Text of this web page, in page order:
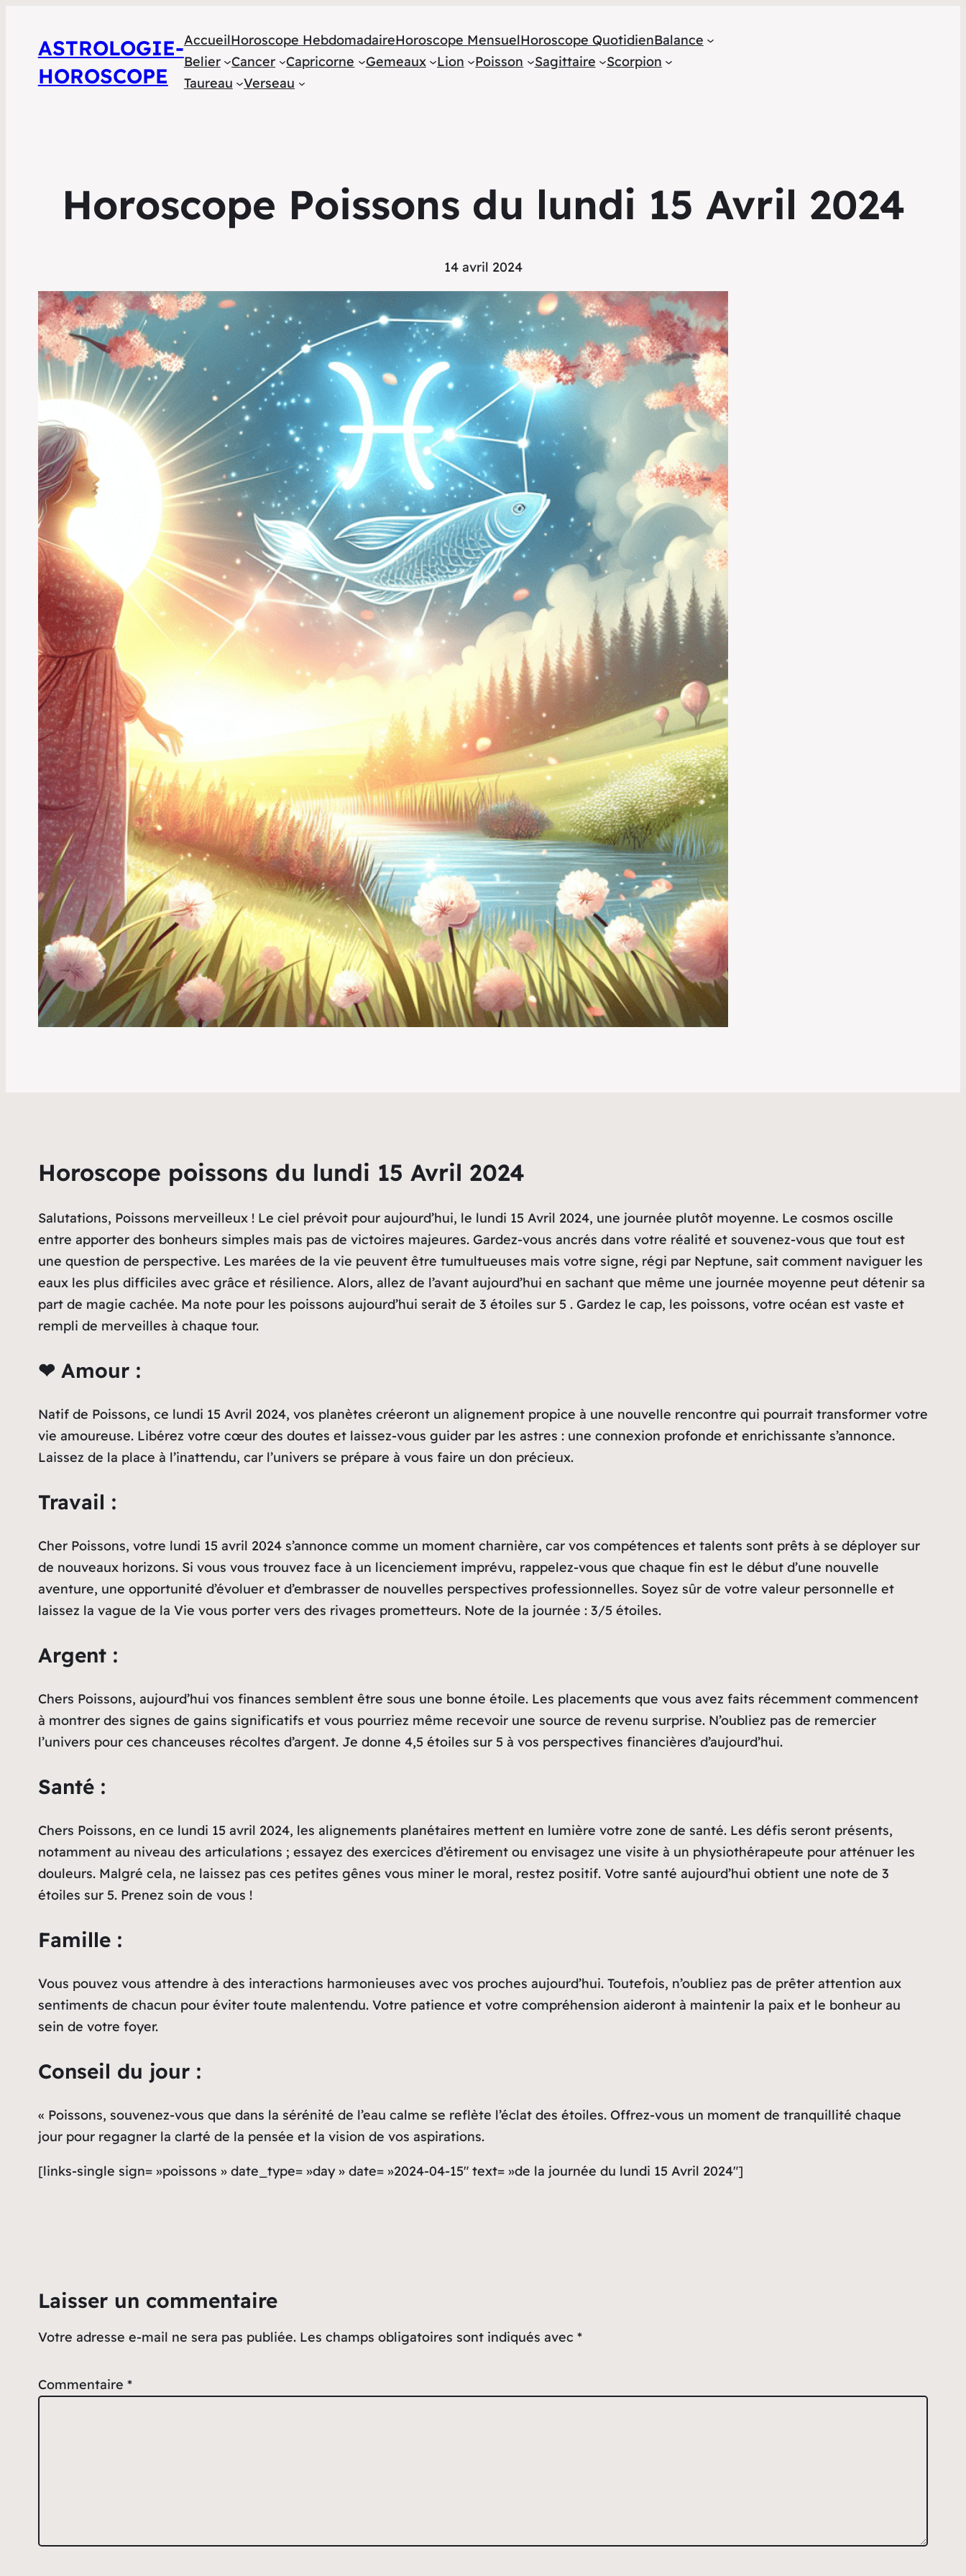
ASTROLOGIE-
HOROSCOPE
AccueilHoroscope HebdomadaireHoroscope MensuelHoroscope QuotidienBalance
Belier
Cancer Capricorne Gemeaux Lion Poisson Sagittaire
Scorpion
Taureau
Verseau
Horoscope Poissons du lundi 15 Avril 2024
14 avril 2024
Horoscope poissons du lundi 15 Avril 2024
Salutations, Poissons merveilleux ! Le ciel prévoit pour aujourd’hui, le lundi 15 Avril 2024, une journée plutôt moyenne. Le cosmos oscille
entre apporter des bonheurs simples mais pas de victoires majeures. Gardez-vous ancrés dans votre réalité et souvenez-vous que tout est
une question de perspective. Les marées de la vie peuvent être tumultueuses mais votre signe, régi par Neptune, sait comment naviguer les
eaux les plus difficiles avec grâce et résilience. Alors, allez de l’avant aujourd’hui en sachant que même une journée moyenne peut détenir sa
part de magie cachée. Ma note pour les poissons aujourd’hui serait de 3 étoiles sur 5 . Gardez le cap, les poissons, votre océan est vaste et
rempli de merveilles à chaque tour.
❤ Amour :
Natif de Poissons, ce lundi 15 Avril 2024, vos planètes créeront un alignement propice à une nouvelle rencontre qui pourrait transformer votre
vie amoureuse. Libérez votre cœur des doutes et laissez-vous guider par les astres : une connexion profonde et enrichissante s’annonce.
Laissez de la place à l’inattendu, car l’univers se prépare à vous faire un don précieux.
Travail :
Cher Poissons, votre lundi 15 avril 2024 s’annonce comme un moment charnière, car vos compétences et talents sont prêts à se déployer sur
de nouveaux horizons. Si vous vous trouvez face à un licenciement imprévu, rappelez-vous que chaque fin est le début d’une nouvelle
aventure, une opportunité d’évoluer et d’embrasser de nouvelles perspectives professionnelles. Soyez sûr de votre valeur personnelle et
laissez la vague de la Vie vous porter vers des rivages prometteurs. Note de la journée : 3/5 étoiles.
Argent :
Chers Poissons, aujourd’hui vos finances semblent être sous une bonne étoile. Les placements que vous avez faits récemment commencent
à montrer des signes de gains significatifs et vous pourriez même recevoir une source de revenu surprise. N’oubliez pas de remercier
l’univers pour ces chanceuses récoltes d’argent. Je donne 4,5 étoiles sur 5 à vos perspectives financières d’aujourd’hui.
Santé :
Chers Poissons, en ce lundi 15 avril 2024, les alignements planétaires mettent en lumière votre zone de santé. Les défis seront présents,
notamment au niveau des articulations ; essayez des exercices d’étirement ou envisagez une visite à un physiothérapeute pour atténuer les
douleurs. Malgré cela, ne laissez pas ces petites gênes vous miner le moral, restez positif. Votre santé aujourd’hui obtient une note de 3
étoiles sur 5. Prenez soin de vous !
Famille :
Vous pouvez vous attendre à des interactions harmonieuses avec vos proches aujourd’hui. Toutefois, n’oubliez pas de prêter attention aux
sentiments de chacun pour éviter toute malentendu. Votre patience et votre compréhension aideront à maintenir la paix et le bonheur au
sein de votre foyer.
Conseil du jour :
« Poissons, souvenez-vous que dans la sérénité de l’eau calme se reflète l’éclat des étoiles. Offrez-vous un moment de tranquillité chaque
jour pour regagner la clarté de la pensée et la vision de vos aspirations.
[links-single sign= »poissons » date_type= »day » date= »2024-04-15″ text= »de la journée du lundi 15 Avril 2024″]
Laisser un commentaire
Votre adresse e-mail ne sera pas publiée. Les champs obligatoires sont indiqués avec *
Commentaire *